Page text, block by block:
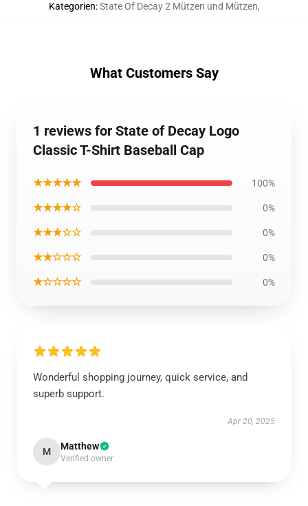
Kategorien:State Of Decay 2 Mützen und Mützen,
What Customers Say
1 reviews for State of Decay Logo
Classic T-Shirt Baseball Cap
★★★★★ 100%
★★★★☆ 0%
★★★☆☆ 0%
★★☆☆☆ 0%
★☆☆☆☆ 0%
Wonderful shopping journey, quick service, and
superb support.
Apr 20, 2025
M Matthew
Verified owner